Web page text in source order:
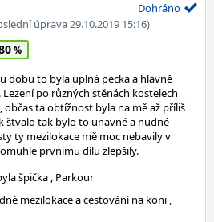
úprava 29.10.2019 15:16)
Dohráno
dobu to byla uplná pecka a hlavně
po různých stěnách kostelech
ta obtížnost byla na mě až příliš
štvalo tak bylo to unavné a nudné
ty mezilokace mě moc nebavily v
prvnímu dílu zlepšily.
špička , Parkour
mezilokace a cestování na koni ,